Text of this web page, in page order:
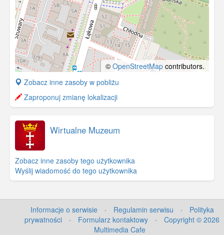
© OpenStreetMap contributors.
+
−
Zobacz inne zasoby w pobliżu
Zaproponuj zmianę lokalizacji
Wirtualne Muzeum
Zobacz inne zasoby tego użytkownika
Wyślij wiadomość do tego użytkownika
Informacje o serwisie · Regulamin serwisu ·
Polityka
prywatności
· Formularz kontaktowy ·
Copyright © 2026
Multimedia Cafe